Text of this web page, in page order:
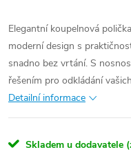
Elegantní koupelnová
moderní design s
snadno bez vrtání. S
řešením pro odkládání
Detailní informace
Skladem u dodavatele